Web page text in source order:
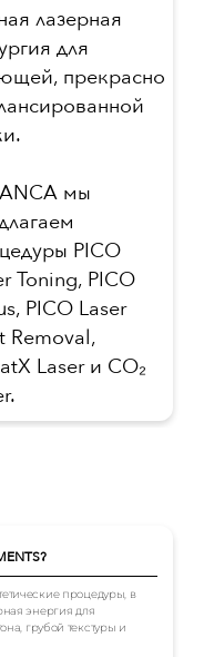
лазерная
для
прекрасно
мы
PICO
Toning, PICO
PICO Laser
Removal,
Laser и CO₂
процедуры, в
энергия для
грубой текстуры и